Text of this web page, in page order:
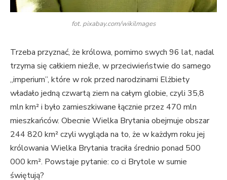
fot. pixabay.com/wikilmages
Trzeba przyznać, że królowa, pomimo swych 96 lat, nadal
trzyma się całkiem nieźle, w przeciwieństwie do samego
„imperium”, które w rok przed narodzinami Elżbiety
władało jedną czwartą ziem na całym globie, czyli 35,8
mln km² i było zamieszkiwane łącznie przez 470 mln
mieszkańców. Obecnie Wielka Brytania obejmuje obszar
244 820 km² czyli wygląda na to, że w każdym roku jej
królowania Wielka Brytania traciła średnio ponad 500
000 km². Powstaje pytanie: co ci Brytole w sumie
świętują?